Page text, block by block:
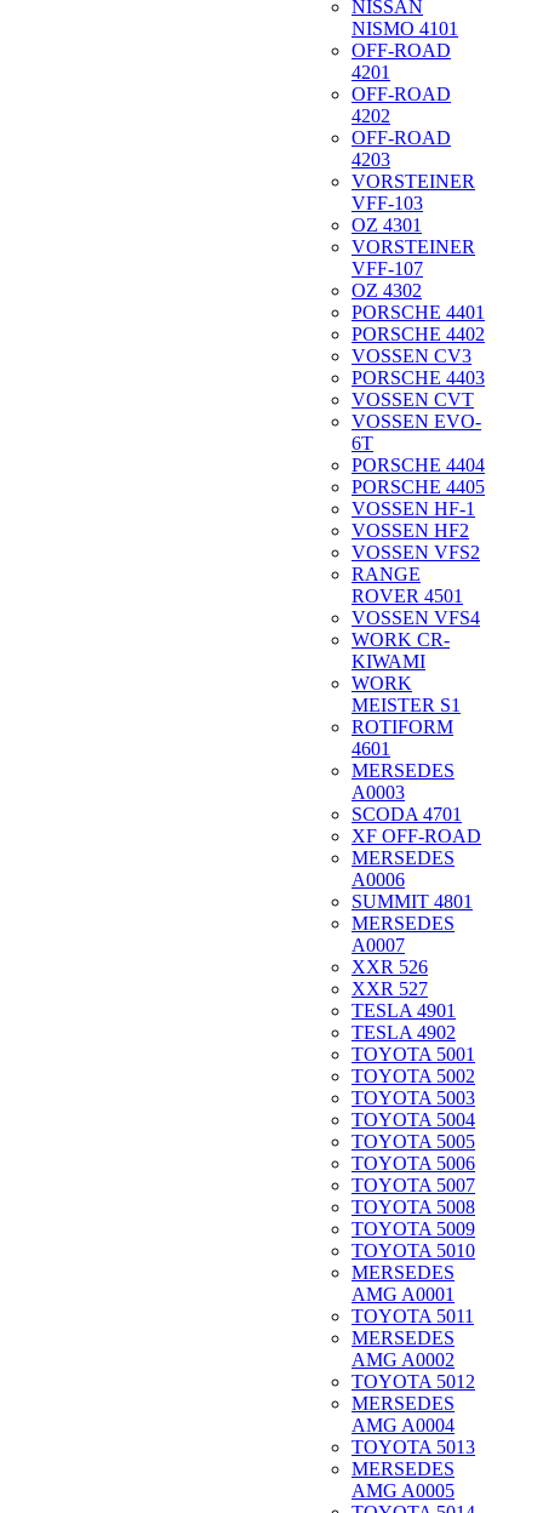
NISSAN
NISMO 4101
OFF-ROAD
4201
OFF-ROAD
4202
OFF-ROAD
4203
VORSTEINER
VFF-103
OZ 4301
VORSTEINER
VFF-107
OZ 4302
PORSCHE 4401
PORSCHE 4402
VOSSEN CV3
PORSCHE 4403
VOSSEN CVT
VOSSEN EVO-
6T
PORSCHE 4404
PORSCHE 4405
VOSSEN HF-1
VOSSEN HF2
VOSSEN VFS2
RANGE
ROVER 4501
VOSSEN VFS4
WORK CR-
KIWAMI
WORK
MEISTER S1
ROTIFORM
4601
MERSEDES
A0003
SCODA 4701
XF OFF-ROAD
MERSEDES
A0006
SUMMIT 4801
MERSEDES
A0007
XXR 526
XXR 527
TESLA 4901
TESLA 4902
TOYOTA 5001
TOYOTA 5002
TOYOTA 5003
TOYOTA 5004
TOYOTA 5005
TOYOTA 5006
TOYOTA 5007
TOYOTA 5008
TOYOTA 5009
TOYOTA 5010
MERSEDES
AMG A0001
TOYOTA 5011
MERSEDES
AMG A0002
TOYOTA 5012
MERSEDES
AMG A0004
TOYOTA 5013
MERSEDES
AMG A0005